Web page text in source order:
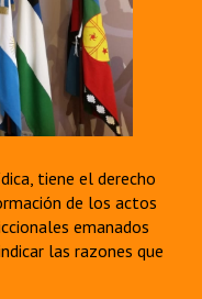
tiene el derecho
de los actos
emanados
las razones que